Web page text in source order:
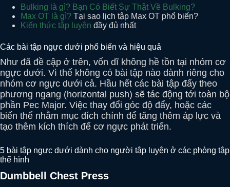
Bulking là gì? Bạn Có Biết Sự Thật Về Bulking?
Max OT là gì? Tại sao lịch tập Max OT phổ biến?
Kiến thức tập luyện đầy đủ nhất
Các bài tập ngực dưới phổ biến và hiệu quả
Như đã đề cập ở trên, vốn dĩ không hề tồn tại nhóm cơ
ngực dưới. Vì thế không có bài tập nào dành riêng cho
nhóm cơ ngực dưới cả. Hầu hết các bài tập đẩy theo
phương ngang (horizontal push) sẽ tác động tới toàn bộ
phần Pec Major. Việc thay đổi góc độ đẩy, hoặc các
biến thể nhằm mục đích chính để tăng thêm áp lực và
tạo thêm kích thích để cơ ngực phát triển.
5 bài tập ngực dưới dành cho người tập luyện ở các phòng tập
thể hình
Dumbbell Chest Press